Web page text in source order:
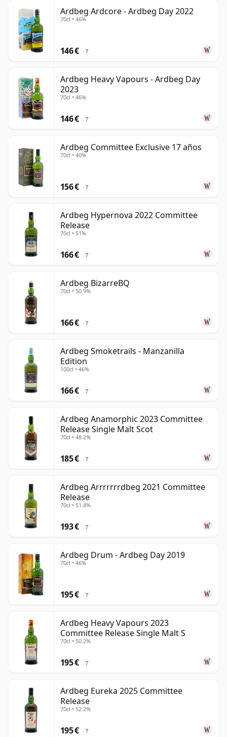
Ardbeg Ardcore - Ardbeg Day 2022
70cl • 46%
146 € ?
Ardbeg Heavy Vapours - Ardbeg Day
2023
70cl • 46%
146 € ?
Ardbeg Committee Exclusive 17 años
70cl • 40%
156 € ?
Ardbeg Hypernova 2022 Committee
Release
70cl • 51%
166 € ?
Ardbeg BizarreBQ
70cl • 50.9%
166 € ?
Ardbeg Smoketrails - Manzanilla
Edition
100cl • 46%
166 € ?
Ardbeg Anamorphic 2023 Committee
Release Single Malt Scot
70cl • 48.2%
185 € ?
Ardbeg Arrrrrrrdbeg 2021 Committee
Release
70cl • 51.8%
193 € ?
Ardbeg Drum - Ardbeg Day 2019
70cl • 46%
195 € ?
Ardbeg Heavy Vapours 2023
Committee Release Single Malt S
70cl • 50.2%
195 € ?
Ardbeg Eureka 2025 Committee
Release
70cl • 52.2%
195 € ?